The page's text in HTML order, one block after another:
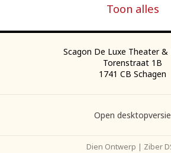
Toon alles
Scagon De Luxe Theater &
Torenstraat 1B
1741 CB Schagen
Open desktopversie
Dien Ontwerp | Ziber